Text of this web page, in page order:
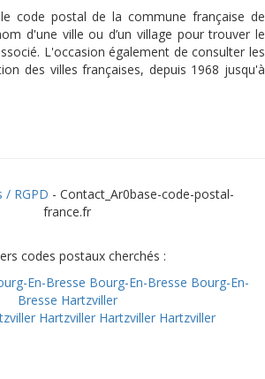
le code postal de la commune française de
d'une ville ou d’un village pour trouver le
L'occasion également de consulter les
des villes françaises, depuis 1968 jusqu'à
/ RGPD - Contact_Ar0base-code-postal-
france.fr
codes postaux cherchés :
En-Bresse Bourg-En-Bresse Bourg-En-
Bresse Hartzviller
Hartzviller Hartzviller Hartzviller